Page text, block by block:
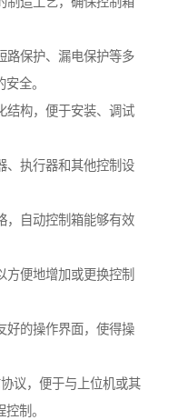
路保护、漏电保护等多
全。
结构，便于安装、调试
、执行器和其他控制设
，自动控制箱能够有效
方便地增加或更换控制
好的操作界面，使得操
议，便于与上位机或其
制。